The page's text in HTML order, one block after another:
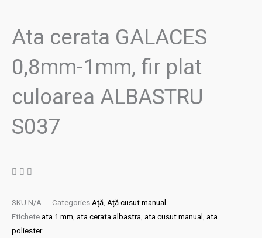
Ata cerata GALACES
0,8mm-1mm, fir plat
culoarea ALBASTRU
S037
SKU N/A Categories Ață, Ață cusut manual
Etichete ata 1 mm, ata cerata albastra, ata cusut manual , ata
poliester